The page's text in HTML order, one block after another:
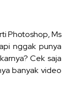
Photoshop, Ms
nggak punya
Cek saja
banyak video